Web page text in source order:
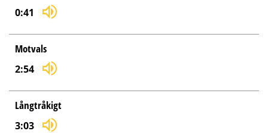
0:41
Motvals
2:54
Långtråkigt
3:03